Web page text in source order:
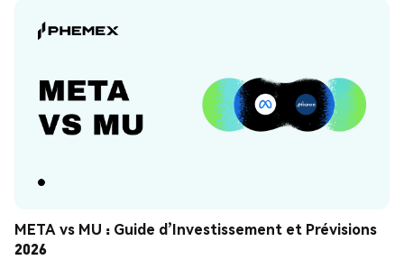
META vs MU : Guide d’Investissement et Prévisions
2026